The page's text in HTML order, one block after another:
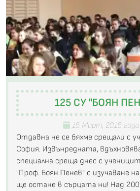
125 СУ "БОЯН
16 Март, 2016
Отдавна не се бяхме срещали с
София. Извънредната,
специална среща днес с
"Проф. Боян Пенев" с изучаване
ще остане в сърцата ни! Над 200